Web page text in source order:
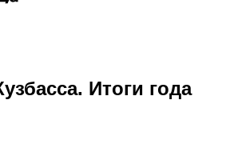
Итоги года